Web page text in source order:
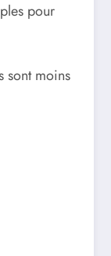
pour
sont moins